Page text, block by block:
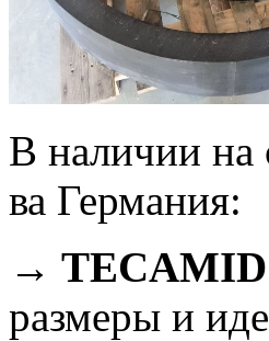
В наличии на
ва Германия:
→ TECAMID
размеры и